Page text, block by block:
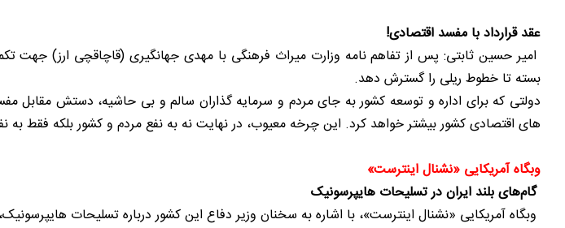
عقد قرارداد با مفسد اقتصادی!
امیر حسین ثابتی: پس از تفاهم‌ نامه وزارت میراث فرهنگی با مهدی جهانگیری (قاچاقچی ارز) جهت
بسته تا خطوط ریلی را گسترش دهد.
دولتی که برای اداره و توسعه کشور به جای مردم و سرمایه گذاران سالم و بی حاشیه، دستش مقابل
های اقتصادی کشور بیشتر خواهد کرد. این چرخه معیوب، در نهایت نه به نفع مردم و کشور بلکه فقط
وبگاه آمریکایی «نشنال اینترست»
گام‌های بلند ایران در تسلیحات‌ هایپرسونیک
وبگاه آمریکایی «نشنال اینترست»، با اشاره به سخنان وزیر دفاع این کشور درباره تسلیحات